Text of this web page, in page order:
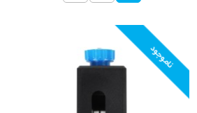
ناموجود